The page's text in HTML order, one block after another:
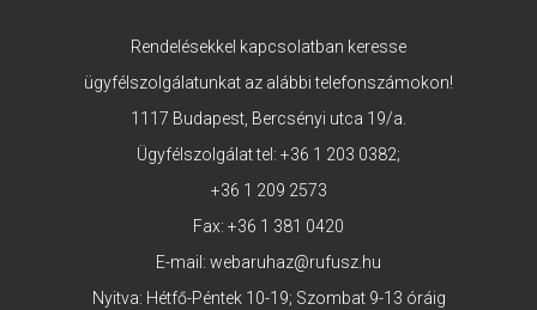
Rendelésekkel kapcsolatban keresse
ügyfélszolgálatunkat az alábbi telefonszámokon!
1117 Budapest, Bercsényi utca 19/a.
Ügyfélszolgálat tel: +36 1 203 0382;
+36 1 209 2573
Fax: +36 1 381 0420
E-mail: webaruhaz@rufusz.hu
Nyitva: Hétfő-Péntek 10-19; Szombat 9-13 óráig